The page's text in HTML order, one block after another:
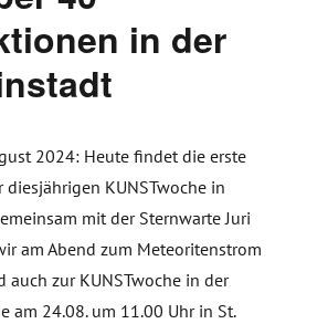
in der
2024: Heute findet die erste
diesjährigen KUNSTwoche in
mit der Sternwarte Juri
am Abend zum Meteoritenstrom
auch zur KUNSTwoche in der
am 24.08. um 11.00 Uhr in St.